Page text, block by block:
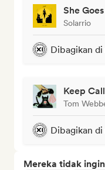
She Goes
Solarrio
Dibagikan
Keep
Tom
Dibagikan
Mereka tidak